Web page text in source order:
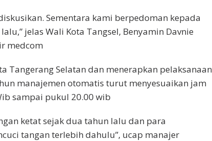
Sementara kami berpedoman kepada
jelas Wali Kota Tangsel, Benyamin Davnie
medcom
Tangerang Selatan dan menerapkan pelaksanaan
manajemen otomatis turut menyesuaikan jam
sampai pukul 20.00 wib
ketat sejak dua tahun lalu dan para
tangan terlebih dahulu”, ucap manajer